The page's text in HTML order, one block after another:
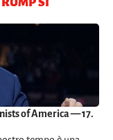
of America — 17.